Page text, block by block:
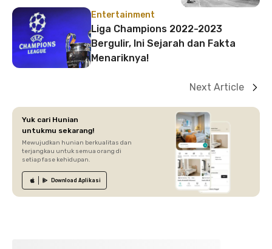
Entertainment
Liga Champions 2022-2023
Bergulir, Ini Sejarah dan Fakta
Menariknya!
Next Article
Yuk cari Hunian
untukmu sekarang!
Mewujudkan hunian berkualitas dan
terjangkau untuk semua orang di
setiap fase kehidupan.
Download Aplikasi